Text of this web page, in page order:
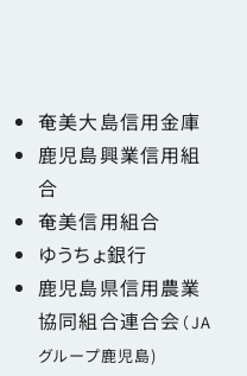
奄美大島信用金庫
鹿児島興業信用組
合
奄美信用組合
ゆうちょ銀行
鹿児島県信用農業
協同組合連合会 （JA
グループ鹿児島)